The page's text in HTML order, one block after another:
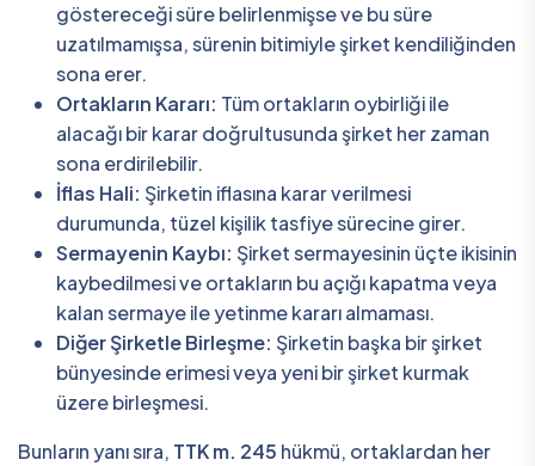
göstereceği süre belirlenmişse ve bu süre
uzatılmamışsa, sürenin bitimiyle şirket kendiliğinden
sona erer.
Ortakların Kararı: Tüm ortakların oybirliği ile
alacağı bir karar doğrultusunda şirket her zaman
sona erdirilebilir.
İflas Hali: Şirketin iflasına karar verilmesi
durumunda, tüzel kişilik tasfiye sürecine girer.
Sermayenin Kaybı: Şirket sermayesinin üçte ikisinin
kaybedilmesi ve ortakların bu açığı kapatma veya
kalan sermaye ile yetinme kararı almaması.
Diğer Şirketle Birleşme: Şirketin başka bir şirket
bünyesinde erimesi veya yeni bir şirket kurmak
üzere birleşmesi.
Bunların yanı sıra, TTK m. 245 hükmü, ortaklardan her